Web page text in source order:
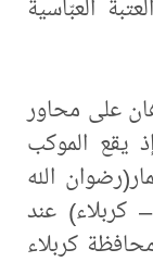
العبّاسية
على محاور
يقع الموكب
الله
كربلاء) عند
محافظة كربلاء